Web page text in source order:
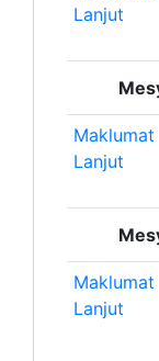
Lanjut
Maklumat
Lanjut
Maklumat
Lanjut